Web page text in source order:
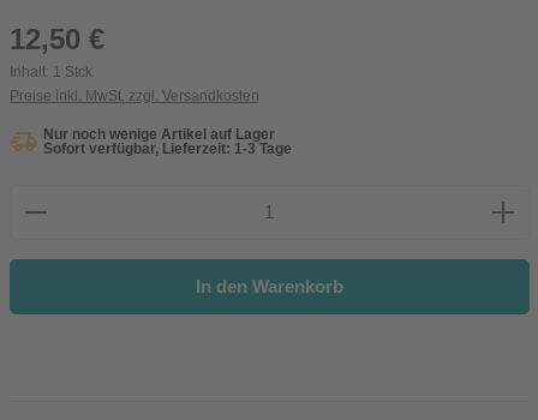
Regulärer Preis:
12,50 €
Inhalt: 1 Stck
Preise inkl. MwSt. zzgl. Versandkosten
Nur noch wenige Artikel auf Lager
Sofort verfügbar, Lieferzeit: 1-3 Tage
Produkt Anzahl: Gib den gewünschten Wert ein oder
In den Warenkorb